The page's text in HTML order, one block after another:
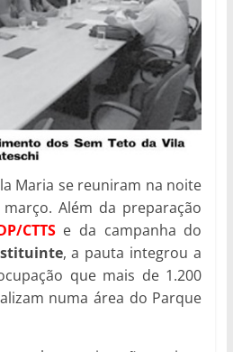
Maria se reuniram na noite
Além da preparação
CTTSe da campanha do
, a pauta integrou a
que mais de 1.200
numa área do Parque